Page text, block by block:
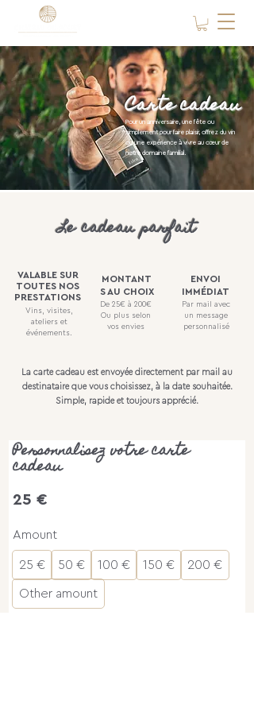
Carte cadeau
Pour un anniversaire, une fête ou
simplement pour faire plaisir, offrez du vin
ou une expérience à vivre au cœur de
notre domaine familial.
Le cadeau parfait
VALABLE SUR
TOUTES NOS
PRESTATIONS
Vins, visites,
ateliers et
événements.
MONTANT
S AU CHOIX
De 25€ à 200€
Ou plus selon
vos envies
ENVOI
IMMÉDIAT
Par mail avec
un message
personnalisé
La carte cadeau est envoyée directement par mail au
destinataire que vous choisissez, à la date souhaitée.
Simple, rapide et toujours apprécié.
Personnalisez votre carte
cadeau
25 €
Amount
25 € 50 € 100 € 150 € 200 €
Other amount